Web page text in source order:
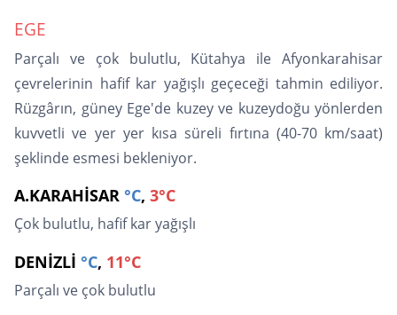
EGE
Parçalı ve çok bulutlu, Kütahya ile Afyonkarahisar
çevrelerinin hafif kar yağışlı geçeceği tahmin ediliyor.
Rüzgârın, güney Ege'de kuzey ve kuzeydoğu yönlerden
kuvvetli ve yer yer kısa süreli fırtına (40-70 km/saat)
şeklinde esmesi bekleniyor.
A.KARAHİSAR °C, 3°C
Çok bulutlu, hafif kar yağışlı
DENİZLİ °C, 11°C
Parçalı ve çok bulutlu